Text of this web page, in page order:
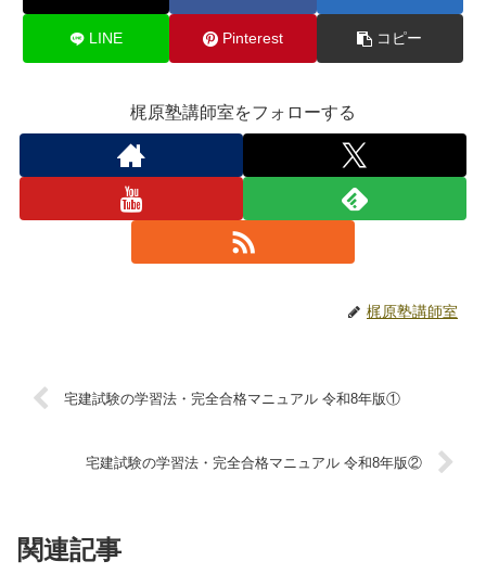
LINE Pinterest コピー
梶原塾講師室をフォローする
梶原塾講師室
宅建試験の学習法・完全合格マニュアル 令和8年版①
宅建試験の学習法・完全合格マニュアル 令和8年版②
関連記事